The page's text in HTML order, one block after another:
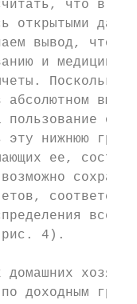
что в
открытыми
вывод, что
и
Поскольку
эту нижнюю
ее,
всех
4).
домашних
по доходным